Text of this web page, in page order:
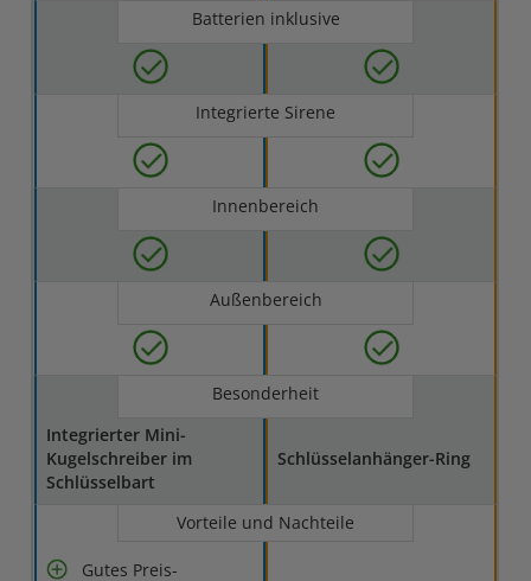
Batterien inklusive
Integrierte Sirene
Innenbereich
Außenbereich
Besonderheit
Integrierter Mini-
Kugelschreiber im
Schlüsselbart
Schlüsselanhänger-Ring
Vorteile und Nachteile
Gutes Preis-